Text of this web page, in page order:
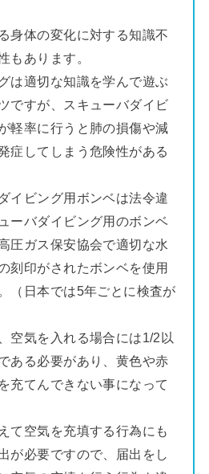
身体の変化に対する知識不
もあります。
は適切な知識を学んで遊ぶ
ですが、スキューバダイビ
軽率に行うと肺の損傷や減
症してしまう危険性がある
イビング用ボンベは法令違
ーバダイビング用のボンベ
圧ガス保安協会で適切な水
刻印がされたボンベを使用
（日本では5年ごとに検査が
空気を入れる場合には1/2以
ある必要があり、黄色や赤
充てんできない事になって
て空気を充填する行為にも
が必要ですので、届出をし